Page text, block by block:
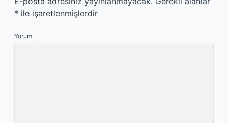
* ile işaretlenmişlerdir
Yorum